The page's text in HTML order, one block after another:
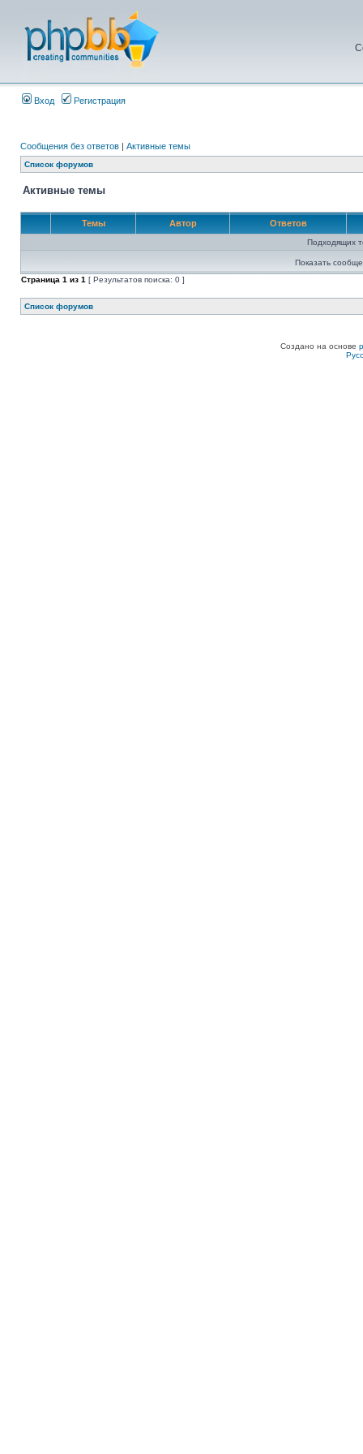
Вход Регистрация
Сообщения без ответов | Активные темы
Список форумов
Активные темы
Темы Автор Ответов
Подходящих
Показать
Страница 1 из 1 [ Результатов поиска: 0 ]
Список форумов
Создано на основе